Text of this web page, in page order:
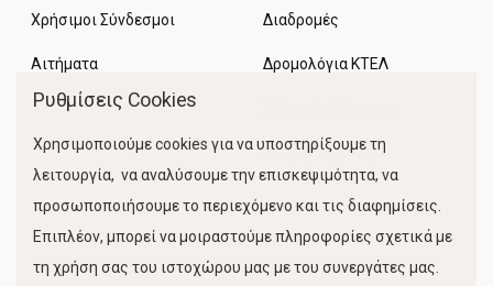
Χρήσιμοι Σύνδεσμοι
Αιτήματα
Διαδρομές
Δρομολόγια ΚΤΕΛ
Κίνηση Λιμένος
Ρυθμίσεις Cookies
Χρησιμοποιούμε cookies για να υποστηρίξουμε τη
λειτουργία, να αναλύσουμε την επισκεψιμότητα, να
προσωποποιήσουμε το περιεχόμενο και τις διαφημίσεις.
Επιπλέον, μπορεί να μοιραστούμε πληροφορίες σχετικά με
τη χρήση σας του ιστοχώρου μας με του συνεργάτες μας.